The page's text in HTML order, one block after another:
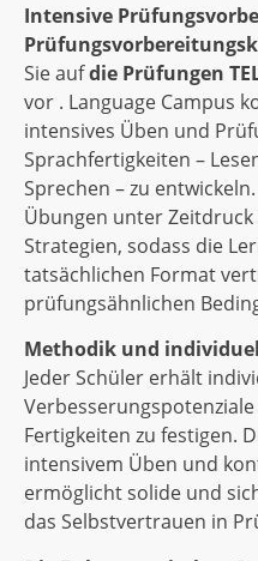
Intensive
Sie aufdie Prüfungen
vor . Language Campus
intensives Üben und
Sprachfertigkeiten –
Sprechen – zu
Übungen unter
Strategien, sodass die
tatsächlichen Format
prüfungsähnlichen
Methodik und
Jeder Schüler erhält
Fertigkeiten zu festigen.
intensivem Üben und
ermöglicht solide und
das Selbstvertrauen in